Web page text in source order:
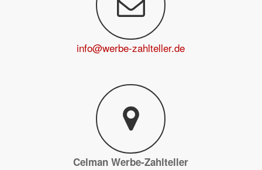
info@werbe-zahlteller.de
Celman Werbe-Zahlteller